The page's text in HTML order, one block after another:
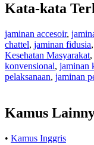
Kata-kata
jaminan accesoir,
chattel, jaminan fidusia,
Kesehatan Masyarakat,
konvensional, jaminan
pelaksanaan, jaminan
Kamus
• Kamus Inggris